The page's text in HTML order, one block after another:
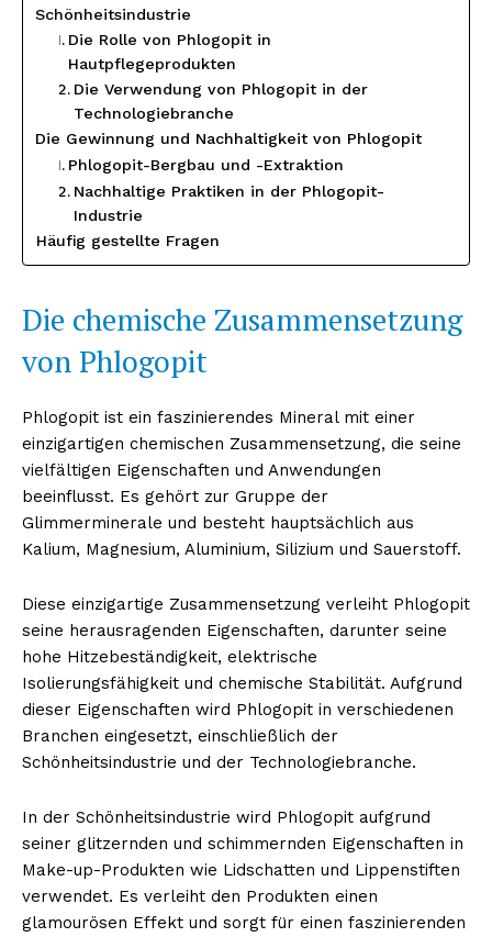
Schönheitsindustrie
Die Rolle von Phlogopit in
Hautpflegeprodukten
Die Verwendung von Phlogopit in der
Technologiebranche
Die Gewinnung und Nachhaltigkeit von Phlogopit
Phlogopit-Bergbau und -Extraktion
Nachhaltige Praktiken in der Phlogopit-
Industrie
Häufig gestellte Fragen
Die chemische Zusammensetzung
von Phlogopit
Phlogopit ist ein faszinierendes Mineral mit einer
einzigartigen chemischen Zusammensetzung, die seine
vielfältigen Eigenschaften und Anwendungen
beeinflusst. Es gehört zur Gruppe der
Glimmerminerale und besteht hauptsächlich aus
Kalium, Magnesium, Aluminium, Silizium und Sauerstoff.
Diese einzigartige Zusammensetzung verleiht Phlogopit
seine herausragenden Eigenschaften, darunter seine
hohe Hitzebeständigkeit, elektrische
Isolierungsfähigkeit und chemische Stabilität. Aufgrund
dieser Eigenschaften wird Phlogopit in verschiedenen
Branchen eingesetzt, einschließlich der
Schönheitsindustrie und der Technologiebranche.
In der Schönheitsindustrie wird Phlogopit aufgrund
seiner glitzernden und schimmernden Eigenschaften in
Make-up-Produkten wie Lidschatten und Lippenstiften
verwendet. Es verleiht den Produkten einen
glamourösen Effekt und sorgt für einen faszinierenden